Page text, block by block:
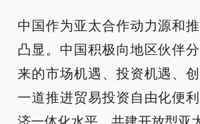
中国作为亚太合作动力源和
凸显。中国积极向地区伙伴
来的市场机遇、投资机遇、
一道推进贸易投资自由化便